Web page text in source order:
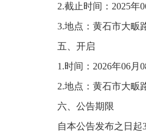
2.截止时间：2025年
3.地点 ： 黄石市大畈
五、开启
1.时间：2026年06月
2.地点：黄石市大畈
六、公告期限
自本公告发布之日起